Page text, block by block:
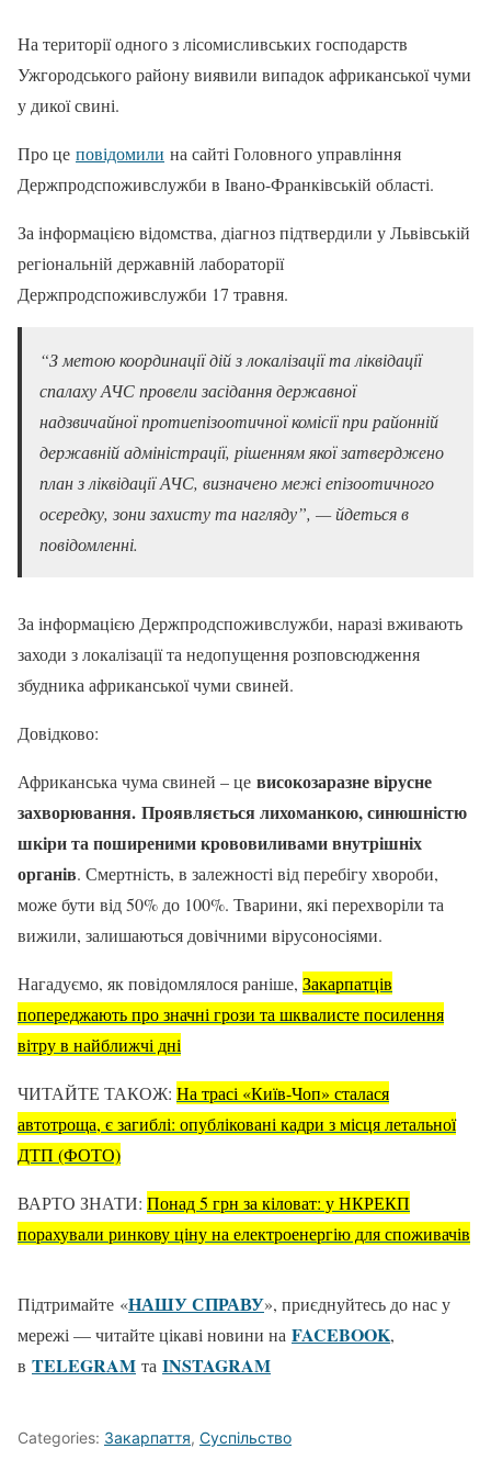
На території одного з лісомисливських господарств
Ужгородського району виявили випадок африканської чуми
у дикої свині.
Про це повідомили на сайті Головного управління
Держпродспоживслужби в Івано-Франківській області.
За інформацією відомства, діагноз підтвердили у Львівській
регіональній державній лабораторії
Держпродспоживслужби 17 травня.
“З метою координації дій з локалізації та ліквідації
спалаху АЧС провели засідання державної
надзвичайної протиепізоотичної комісії при районній
державній адміністрації, рішенням якої затверджено
план з ліквідації АЧС, визначено межі епізоотичного
осередку, зони захисту та нагляду”, — йдеться в
повідомленні.
За інформацією Держпродспоживслужби, наразі вживають
заходи з локалізації та недопущення розповсюдження
збудника африканської чуми свиней.
Довідково:
Африканська чума свиней – це високозаразне вірусне
захворювання. Проявляється лихоманкою, синюшністю
шкіри та поширеними крововиливами внутрішніх
органів. Смертність, в залежності від перебігу хвороби,
може бути від 50% до 100%. Тварини, які перехворіли та
вижили, залишаються довічними вірусоносіями.
Нагадуємо, як повідомлялося раніше, Закарпатців
попереджають про значні грози та шквалисте посилення
вітру в найближчі дні
ЧИТАЙТЕ ТАКОЖ: На трасі «Київ-Чоп» сталася
автотроща, є загиблі: опубліковані кадри з місця летальної
ДТП (ФОТО)
ВАРТО ЗНАТИ: Понад 5 грн за кіловат: у НКРЕКП
порахували ринкову ціну на електроенергію для споживачів
Підтримайте «НАШУ СПРАВУ», приєднуйтесь до нас у
мережі — читайте цікаві новини на FACEBOOK,
в TELEGRAM та ІNSTAGRAM
Categories: Закарпаття, Суспільство